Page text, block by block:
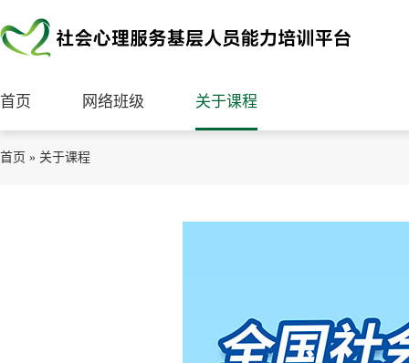
首页 网络班级 关于课程
首页 » 关于课程